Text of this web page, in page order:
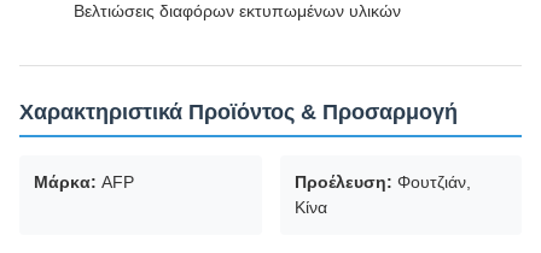
Βελτιώσεις διαφόρων εκτυπωμένων υλικών
Χαρακτηριστικά Προϊόντος & Προσαρμογή
Μάρκα: AFP Προέλευση: Φουτζιάν,
Κίνα